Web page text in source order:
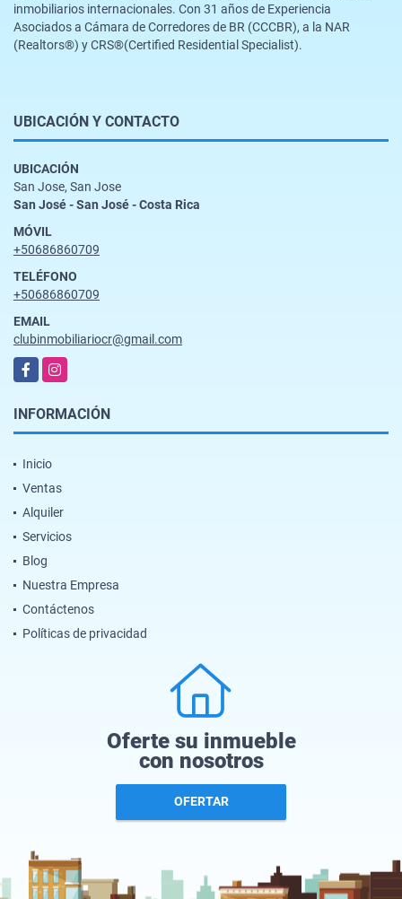
inmobiliarios internacionales. Con 31 años de Experiencia
Asociados a Cámara de Corredores de BR (CCCBR), a la NAR
(Realtors®️) y CRS®️(Certified Residential Specialist).
UBICACIÓN Y CONTACTO
UBICACIÓN
San Jose, San Jose
San José - San José - Costa Rica
MÓVIL
+50686860709
TELÉFONO
+50686860709
EMAIL
clubinmobiliariocr@gmail.com
FacebookInstagram
INFORMACIÓN
Inicio
Ventas
Alquiler
Servicios
Blog
Nuestra Empresa
Contáctenos
Políticas de privacidad
Oferte su inmueble
con nosotros
OFERTAR